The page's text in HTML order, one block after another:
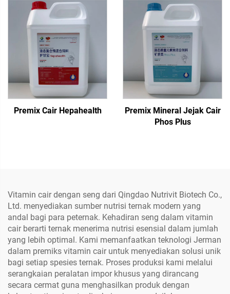
Premix Cair Hepahealth
Premix Mineral Jejak Cair
Phos Plus
Vitamin cair dengan seng dari Qingdao Nutrivit Biotech Co.,
Ltd. menyediakan sumber nutrisi ternak modern yang
andal bagi para peternak. Kehadiran seng dalam vitamin
cair berarti ternak menerima nutrisi esensial dalam jumlah
yang lebih optimal. Kami memanfaatkan teknologi Jerman
dalam premiks vitamin cair untuk menyediakan solusi unik
bagi setiap spesies ternak. Proses produksi kami melalui
serangkaian peralatan impor khusus yang dirancang
secara cermat guna menghasilkan produk dengan